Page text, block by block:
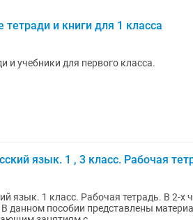
и книги для 1 класса
и учебники для первого класса.
язык. 1 , 3 класс. Рабочая
язык. 1 класс. Рабочая тетрадь. В 2-х
пособии представлены